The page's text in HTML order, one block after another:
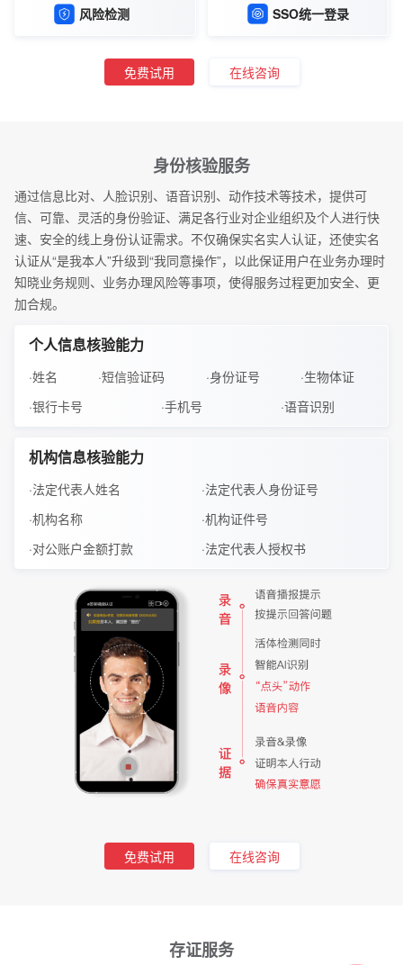
风险检测 SSO统一登录
免费试用 在线咨询
身份核验服务
通过信息比对、人脸识别、语音识别、动作技术等技术，提供可
信、可靠、灵活的身份验证、满足各行业对企业组织及个人进行快
速、安全的线上身份认证需求。不仅确保实名实人认证，还使实名
认证从“是我本人”升级到“我同意操作”，以此保证用户在业务办理时
知晓业务规则、业务办理风险等事项，使得服务过程更加安全、更
加合规。
个人信息核验能力
·姓名 ·短信验证码 ·身份证号
·生物体证
·银行卡号
·手机号 ·语音识别
机构信息核验能力
·法定代表人姓名
·法定代表人身份证号
·机构名称
·机构证件号
·对公账户金额打款
·法定代表人授权书
免费试用 在线咨询
存证服务